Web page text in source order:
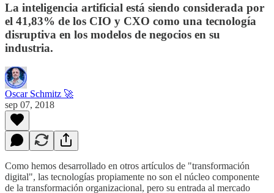
La inteligencia artificial está siendo considerada por
el 41,83% de los CIO y CXO como una tecnología
disruptiva en los modelos de negocios en su
industria.
Oscar Schmitz 🚀
sep 07, 2018
Como hemos desarrollado en otros artículos de "transformación
digital", las tecnologías propiamente no son el núcleo componente
de la transformación organizacional, pero su entrada al mercado